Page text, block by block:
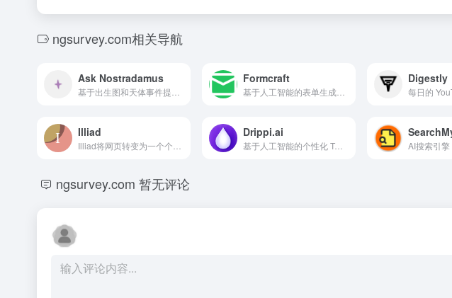
ngsurvey.com相关导航
Ask Nostradamus Formcraft
基于人工智能的表单生成器，支持语音输入、多语言及数字签名。
Digestly
Illiad Drippi.ai
基于人工智能的个性化 Twitter/X 私信外联助手和收件箱管理工具。
ngsurvey.com 暂无评论